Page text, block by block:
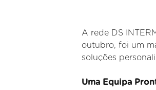
A rede DS
outubro, foi um
soluções
Uma Equipa